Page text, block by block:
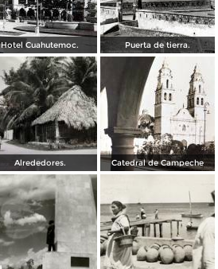
Hotel Cuahutemoc. Puerta de tierra.
Alrededores. Catedral de Campeche